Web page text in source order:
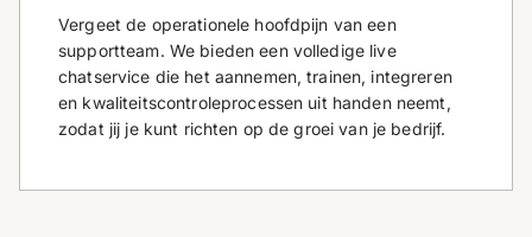
Vergeet de operationele hoofdpijn van een
supportteam. We bieden een volledige live
chatservice die het aannemen, trainen, integreren
en kwaliteitscontroleprocessen uit handen neemt,
zodat jij je kunt richten op de groei van je bedrijf.